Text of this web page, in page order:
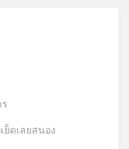
ย็ดเลยสนอง